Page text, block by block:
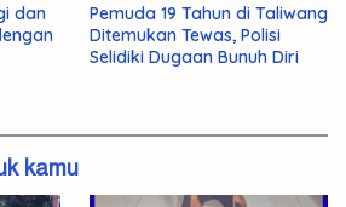
dan
Pemuda 19 Tahun di Taliwang
Ditemukan Tewas, Polisi
Selidiki Dugaan Bunuh Diri
kamu